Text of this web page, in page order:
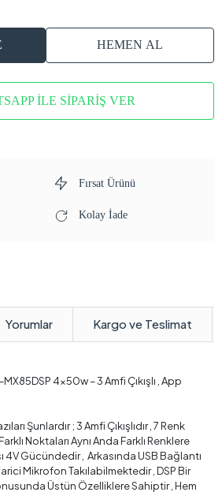
HEMEN AL
İLE SİPARİŞ VER
Fırsat Ürünü
Kolay İade
Yorumlar Kargo ve Teslimat
4x50w – 3 Amfi Çıkışlı , App
Şunlardır ; 3 Amfi Çıkışlıdır , 7 Renk
Noktaları Aynı Anda Farklı Renklere
4V Gücündedir , Arkasında USB Bağlantı
Mikrofon Takılabilmektedir , DSP Bir
Üstün Özelliklere Sahiptir , Hem